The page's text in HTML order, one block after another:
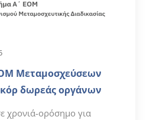
Μεταμοσχεύσεων
δωρεάς οργάνων
χρονιά-ορόσημο για